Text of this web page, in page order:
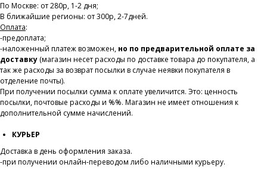
По Москве: от 280р, 1-2 дня;
В ближайшие регионы: от 300р, 2-7дней.
Оплата:
-предоплата;
-наложенный платеж возможен, но по предварительной оплате за
доставку (магазин несет расходы по доставке товара до покупателя, а
так же расходы за возврат посылки в случае неявки покупателя в
отделение почты).
При получении посылки сумма к оплате увеличится. Это: ценность
посылки, почтовые расходы и %%. Магазин не имеет отношения к
дополнительной сумме начислений.
КУРЬЕР
Доставка в день оформления заказа.
-при получении онлайн-переводом либо наличными курьеру.